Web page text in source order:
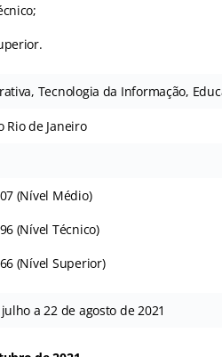
Tecnologia da Informação,
Rio de Janeiro
(Nível Médio)
(Nível Técnico)
(Nível Superior)
a 22 de agosto de 2021